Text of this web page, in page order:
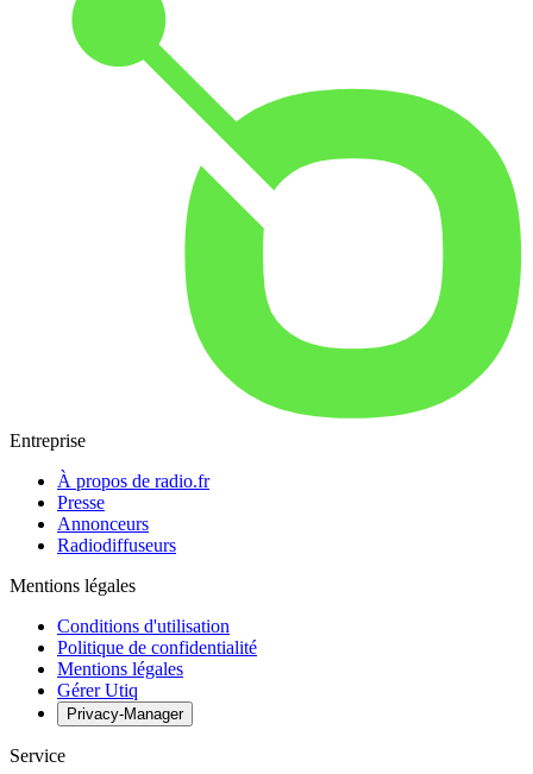
Entreprise
À propos de radio.fr
Presse
Annonceurs
Radiodiffuseurs
Mentions légales
Conditions d'utilisation
Politique de confidentialité
Mentions légales
Gérer Utiq
Privacy-Manager
Service